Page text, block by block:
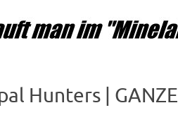
Hunters | GANZE